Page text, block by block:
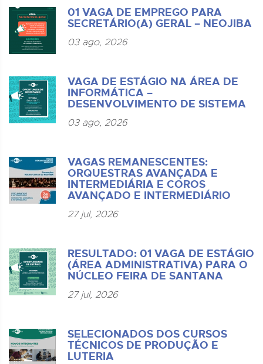
01 VAGA DE EMPREGO PARA
SECRETÁRIO(A) GERAL – NEOJIBA
03 ago, 2026
VAGA DE ESTÁGIO NA ÁREA DE
INFORMÁTICA –
DESENVOLVIMENTO DE SISTEMA
03 ago, 2026
VAGAS REMANESCENTES:
ORQUESTRAS AVANÇADA E
INTERMEDIÁRIA E COROS
AVANÇADO E INTERMEDIÁRIO
27 jul, 2026
RESULTADO: 01 VAGA DE ESTÁGIO
(ÁREA ADMINISTRATIVA) PARA O
NÚCLEO FEIRA DE SANTANA
27 jul, 2026
SELECIONADOS DOS CURSOS
TÉCNICOS DE PRODUÇÃO E
LUTERIA